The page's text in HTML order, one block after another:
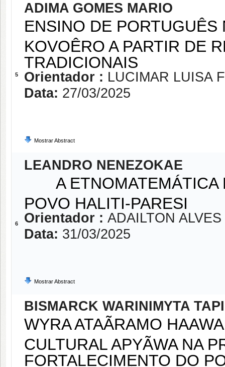
5
ADIMA GOMES MARIO
ENSINO DE PORTUGUÊS
KOVOÊRO A PARTIR DE
TRADICIONAIS
Orientador : LUCIMAR LUISA
Data: 27/03/2025
Mostrar Abstract
6
LEANDRO NENEZOKAE
A ETNOMATEMÁTICA
POVO HALITI-PARESI
Orientador : ADAILTON
Data: 31/03/2025
Mostrar Abstract
BISMARCK WARINIMYTA
WYRA ATAÃRAMO
CULTURAL APYÃWA NA
FORTALECIMENTO DO